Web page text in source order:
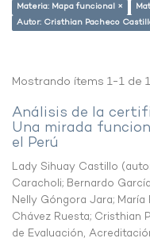
Materia: Mapa funcional ×
Autor: Cristhian Pacheco
Mostrando ítems 1-1 de 1
Análisis de la
Una mirada
el Perú
Lady Sihuay Castillo
Caracholi; Bernardo
Nelly Góngora Jara; María
Chávez Ruesta; Cristhian
de Evaluación,